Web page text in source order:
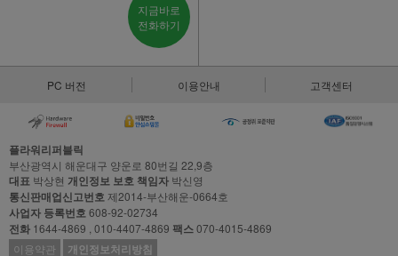
지금바로
전화하기
PC 버전 이용안내 고객센터
플라워리퍼블릭
부산광역시 해운대구 양운로 80번길 22,9층
대표 박상현 개인정보 보호 책임자 박신영
통신판매업신고번호제2014-부산해운-0664호
사업자 등록번호608-92-02734
전화 1644-4869 , 010-4407-4869 팩스070-4015-4869
이용약관
개인정보처리방침